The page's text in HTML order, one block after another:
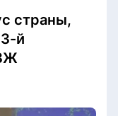
страны,
й